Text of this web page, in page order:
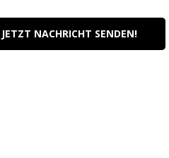
JETZT NACHRICHT SENDEN!